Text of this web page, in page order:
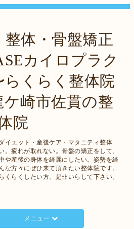
体・骨盤矯正
カイロプラク
らくらく整体院
ケ崎市佐貫の整
院
イエット・産後ケア・マタニティ整体
。疲れが取れない。骨盤の矯正をして、
や産後の身体を綺麗にしたい。姿勢を綺
方々にぜひ来て頂きたい整体院です。
くらくしたい方、是非いらして下さい。
メニュー